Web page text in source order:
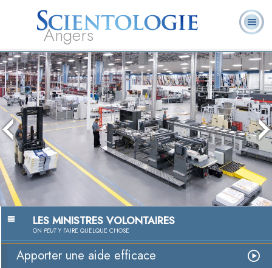
Angers
L. Ron Hubbard
Qu’est-ce que la
Scientologie ?
Ministres
volontaires
Foire aux
questions
Livres
LES MINISTRES VOLONTAIRES
ON PEUTY FAIRE QUELQUE CHOSE
Apporter une aide efficace